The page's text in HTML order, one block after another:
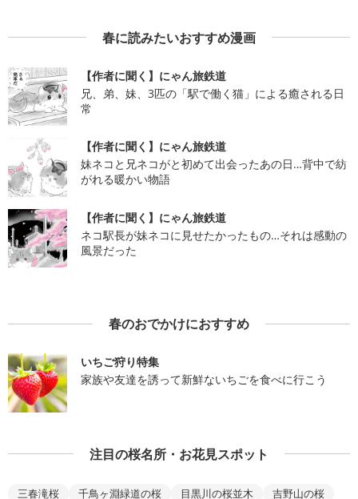
春に読みたいおすすめ漫画
【作者に聞く】にゃん旅鉄道
兄、弟、妹、3匹の「駅で働く猫」による癒される日
常
【作者に聞く】にゃん旅鉄道
妹ネコと兄ネコがと初めて出会ったあの日…背中で紡
がれる暖かい物語
【作者に聞く】にゃん旅鉄道
ネコ駅長が妹ネコに見せたかったもの…それは感動の
風景だった
春のおでかけにおすすめ
いちご狩り特集
家族や友達を誘って新鮮ないちごを食べに行こう
注目の桜名所・お花見スポット
三春滝桜 千鳥ヶ淵緑道の桜 目黒川の桜並木
吉野山の桜